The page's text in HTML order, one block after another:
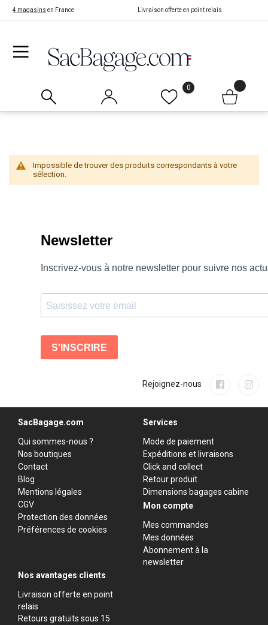
4 magasins en France Livraison offerte en point relais
0
Impossible de trouver des produits correspondants à votre
sélection.
Rejoignez-nous
SacBagage.com
Qui sommes-nous ?
Nos boutiques
Contact
Blog
Mentions légales
CGV
Protection des données
Préférences de cookies
Services
Mode de paiement
Expéditions et livraisons
Click and collect
Retour produit
Dimensions bagages cabine
Mon compte
Mes commandes
Mes données
Abonnement à la
newsletter
Nos avantages clients
Livraison offerte en point
relais
Retours gratuits sous 15